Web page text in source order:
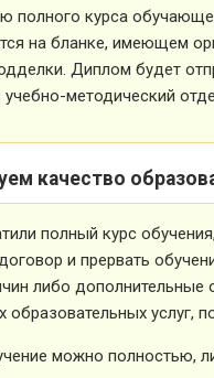
полного курса
на бланке, имеющем
Диплом будет
методический
качество
полный курс
и прервать
либо
услуг,
можно полностью,